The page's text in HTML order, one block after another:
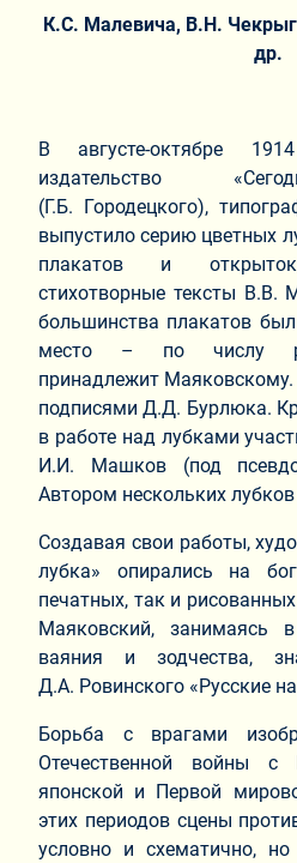
К.С. Малевича, В.Н.
др.
В августе-октябре
издательство
(Г.Б. Городецкого),
выпустило серию цветных
плакатов и
стихотворные тексты В.В.
большинства плакатов
место – по числу
принадлежит
подписями Д.Д. Бурлюка.
в работе над лубками
И.И. Машков (под
Автором нескольких
Создавая свои работы,
лубка» опирались на
печатных, так и
Маяковский, занимаясь
ваяния и зодчества,
Д.А. Ровинского «Русские
Борьба с врагами
Отечественной войны с
японской и Первой
этих периодов сцены
условно и схематично,